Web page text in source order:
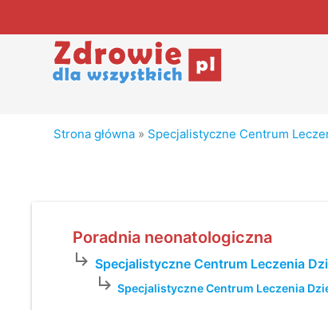
Strona główna » Specjalistyczne Centrum
Poradnia neonatologiczna
subdirectory_arrow_right Specjalistyczne Centrum Leczenia
subdirectory_arrow_right Specjalistyczne Centrum Leczenia